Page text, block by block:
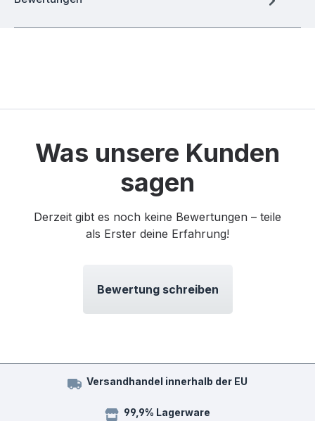
Was unsere Kunden
sagen
Derzeit gibt es noch keine Bewertungen – teile
als Erster deine Erfahrung!
Bewertung schreiben
Versandhandel innerhalb der EU
99,9% Lagerware